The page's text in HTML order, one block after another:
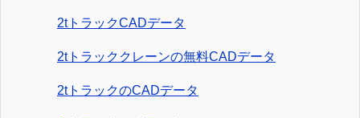
2tトラックCADデータ
2tトラッククレーンの無料CADデータ
2tトラックのCADデータ